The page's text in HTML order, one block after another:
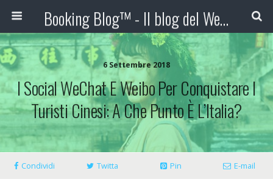
Booking Blog™ - Il blog del Web Marketing Turistico
6 Settembre 2018
I Social WeChat E Weibo Per Conquistare I
Turisti Cinesi: A Che Punto È L’Italia?
Condividi Twitta Pin E-mail